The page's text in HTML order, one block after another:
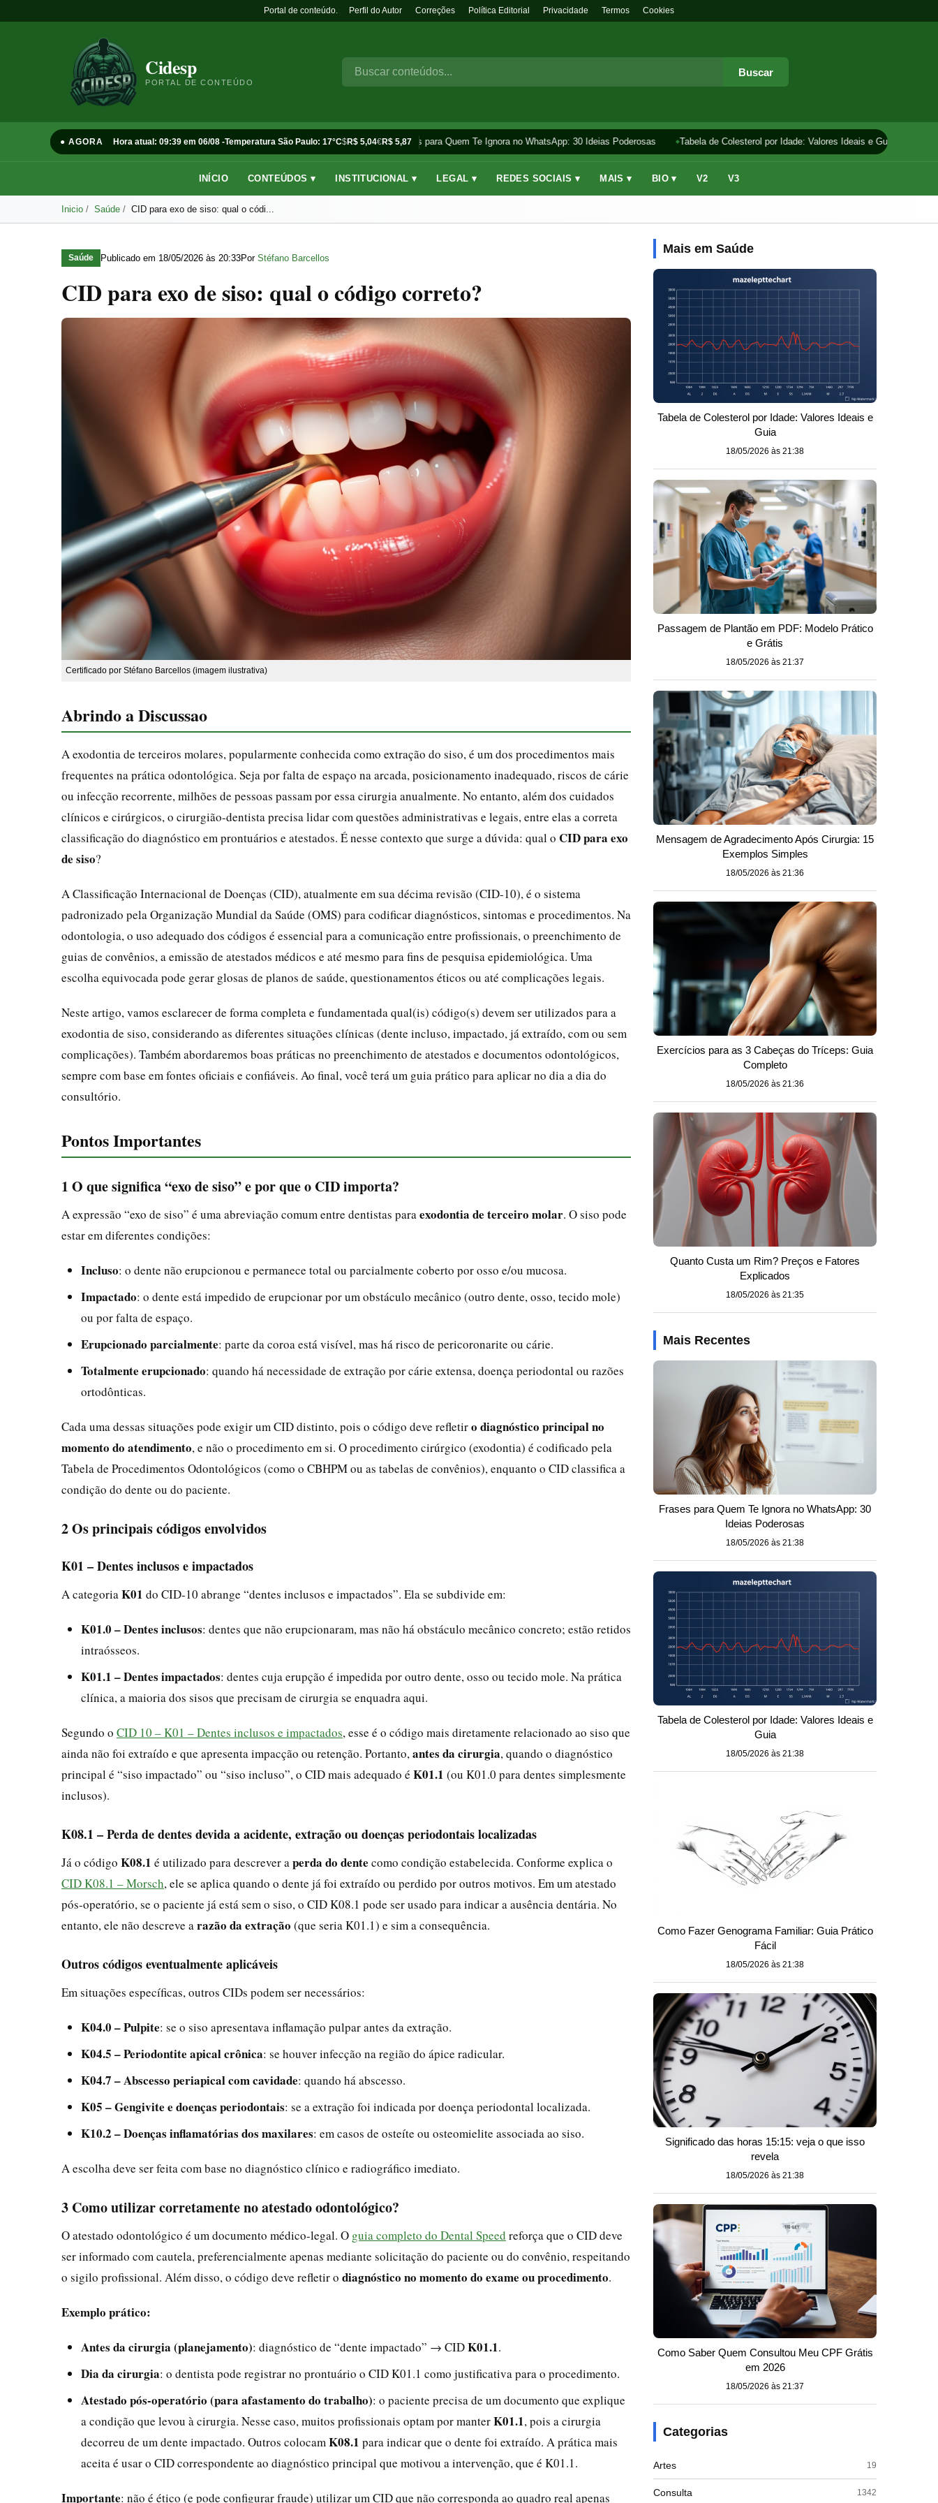
Portal de conteúdo. Perfil do Autor Correções Política Editorial Privacidade Termos Cookies
Cidesp
PORTAL DE CONTEÚDO
Buscar
● AGORA Hora atual: 09:39 em 06/08 -Temperatura São Paulo: 17°C$R$ 5,04€R$ 5,87
Frases para Quem Te Ignora no WhatsApp: 30 Ideias Poderosas Tabela de Colesterol por Idade: Valores Ideais e Guia
INÍCIO CONTEÚDOS ▾ INSTITUCIONAL ▾ LEGAL ▾ REDES SOCIAIS ▾ MAIS ▾ BIO ▾ V2 V3
Inicio Saúde CID para exo de siso: qual o códi...
Saúde Publicado em 18/05/2026 às 20:33Por Stéfano Barcellos
CID para exo de siso: qual o código correto?
Certificado por Stéfano Barcellos (imagem ilustrativa)
Abrindo a Discussao
A exodontia de terceiros molares, popularmente conhecida como extração do siso, é um dos procedimentos mais
frequentes na prática odontológica. Seja por falta de espaço na arcada, posicionamento inadequado, riscos de cárie
ou infecção recorrente, milhões de pessoas passam por essa cirurgia anualmente. No entanto, além dos cuidados
clínicos e cirúrgicos, o cirurgião-dentista precisa lidar com questões administrativas e legais, entre elas a correta
classificação do diagnóstico em prontuários e atestados. É nesse contexto que surge a dúvida: qual o CID para exo
de siso?
A Classificação Internacional de Doenças (CID), atualmente em sua décima revisão (CID-10), é o sistema
padronizado pela Organização Mundial da Saúde (OMS) para codificar diagnósticos, sintomas e procedimentos. Na
odontologia, o uso adequado dos códigos é essencial para a comunicação entre profissionais, o preenchimento de
guias de convênios, a emissão de atestados médicos e até mesmo para fins de pesquisa epidemiológica. Uma
escolha equivocada pode gerar glosas de planos de saúde, questionamentos éticos ou até complicações legais.
Neste artigo, vamos esclarecer de forma completa e fundamentada qual(is) código(s) devem ser utilizados para a
exodontia de siso, considerando as diferentes situações clínicas (dente incluso, impactado, já extraído, com ou sem
complicações). Também abordaremos boas práticas no preenchimento de atestados e documentos odontológicos,
sempre com base em fontes oficiais e confiáveis. Ao final, você terá um guia prático para aplicar no dia a dia do
consultório.
Pontos Importantes
1 O que significa “exo de siso” e por que o CID importa?
A expressão “exo de siso” é uma abreviação comum entre dentistas para exodontia de terceiro molar. O siso pode
estar em diferentes condições:
Incluso: o dente não erupcionou e permanece total ou parcialmente coberto por osso e/ou mucosa.
Impactado: o dente está impedido de erupcionar por um obstáculo mecânico (outro dente, osso, tecido mole)
ou por falta de espaço.
Erupcionado parcialmente: parte da coroa está visível, mas há risco de pericoronarite ou cárie.
Totalmente erupcionado: quando há necessidade de extração por cárie extensa, doença periodontal ou razões
ortodônticas.
Cada uma dessas situações pode exigir um CID distinto, pois o código deve refletiro diagnóstico principal no
momento do atendimento, e não o procedimento em si. O procedimento cirúrgico (exodontia) é codificado pela
Tabela de Procedimentos Odontológicos (como o CBHPM ou as tabelas de convênios), enquanto o CID classifica a
condição do dente ou do paciente.
2 Os principais códigos envolvidos
K01 – Dentes inclusos e impactados
A categoria K01 do CID-10 abrange “dentes inclusos e impactados”. Ela se subdivide em:
K01.0 – Dentes inclusos: dentes que não erupcionaram, mas não há obstáculo mecânico concreto; estão retidos
intraósseos.
K01.1 – Dentes impactados: dentes cuja erupção é impedida por outro dente, osso ou tecido mole. Na prática
clínica, a maioria dos sisos que precisam de cirurgia se enquadra aqui.
Segundo o CID 10 – K01 – Dentes inclusos e impactados, esse é o código mais diretamente relacionado ao siso que
ainda não foi extraído e que apresenta impacção ou retenção. Portanto, antes da cirurgia, quando o diagnóstico
principal é “siso impactado” ou “siso incluso”, o CID mais adequado é K01.1 (ou K01.0 para dentes simplesmente
inclusos).
K08.1 – Perda de dentes devida a acidente, extração ou doenças periodontais localizadas
Já o código K08.1 é utilizado para descrever a perda do dente como condição estabelecida. Conforme explica o
CID K08.1 – Morsch, ele se aplica quando o dente já foi extraído ou perdido por outros motivos. Em um atestado
pós-operatório, se o paciente já está sem o siso, o CID K08.1 pode ser usado para indicar a ausência dentária. No
entanto, ele não descreve a razão da extração (que seria K01.1) e sim a consequência.
Outros códigos eventualmente aplicáveis
Em situações específicas, outros CIDs podem ser necessários:
K04.0 – Pulpite: se o siso apresentava inflamação pulpar antes da extração.
K04.5 – Periodontite apical crônica: se houver infecção na região do ápice radicular.
K04.7 – Abscesso periapical com cavidade: quando há abscesso.
K05 – Gengivite e doenças periodontais: se a extração foi indicada por doença periodontal localizada.
K10.2 – Doenças inflamatórias dos maxilares: em casos de osteíte ou osteomielite associada ao siso.
A escolha deve ser feita com base no diagnóstico clínico e radiográfico imediato.
3 Como utilizar corretamente no atestado odontológico?
O atestado odontológico é um documento médico-legal. O guia completo do Dental Speed reforça que o CID deve
ser informado com cautela, preferencialmente apenas mediante solicitação do paciente ou do convênio, respeitando
o sigilo profissional. Além disso, o código deve refletir o diagnóstico no momento do exame ou procedimento.
Exemplo prático:
Antes da cirurgia (planejamento): diagnóstico de “dente impactado” → CIDK01.1.
Dia da cirurgia: o dentista pode registrar no prontuário o CID K01.1 como justificativa para o procedimento.
Atestado pós-operatório (para afastamento do trabalho): o paciente precisa de um documento que explique
a condição que levou à cirurgia. Nesse caso, muitos profissionais optam por manterK01.1, pois a cirurgia
decorreu de um dente impactado. Outros colocam K08.1 para indicar que o dente foi extraído. A prática mais
aceita é usar o CID correspondente ao diagnóstico principal que motivou a intervenção, que é K01.1.
Importante: não é ético (e pode configurar fraude) utilizar um CID que não corresponda ao quadro real apenas
Mais em Saúde
Tabela de Colesterol por Idade: Valores Ideais e
Guia
18/05/2026 às 21:38
Passagem de Plantão em PDF: Modelo Prático
e Grátis
18/05/2026 às 21:37
Mensagem de Agradecimento Após Cirurgia: 15
Exemplos Simples
18/05/2026 às 21:36
Exercícios para as 3 Cabeças do Tríceps: Guia
Completo
18/05/2026 às 21:36
Quanto Custa um Rim? Preços e Fatores
Explicados
18/05/2026 às 21:35
Mais Recentes
Frases para Quem Te Ignora no WhatsApp: 30
Ideias Poderosas
18/05/2026 às 21:38
Tabela de Colesterol por Idade: Valores Ideais e
Guia
18/05/2026 às 21:38
Como Fazer Genograma Familiar: Guia Prático
Fácil
18/05/2026 às 21:38
Significado das horas 15:15: veja o que isso
revela
18/05/2026 às 21:38
Como Saber Quem Consultou Meu CPF Grátis
em 2026
18/05/2026 às 21:37
Categorias
Artes 19
Consulta 1342